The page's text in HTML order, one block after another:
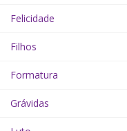
Felicidade
Filhos
Formatura
Grávidas